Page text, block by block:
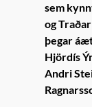
sem
og
þegar
Hjördís
Andri